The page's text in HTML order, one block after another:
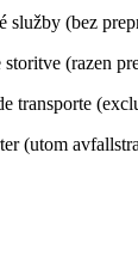
služby (bez
(razen
transporte
(utom